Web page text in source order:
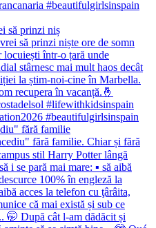
să prinzi niș
fără familie